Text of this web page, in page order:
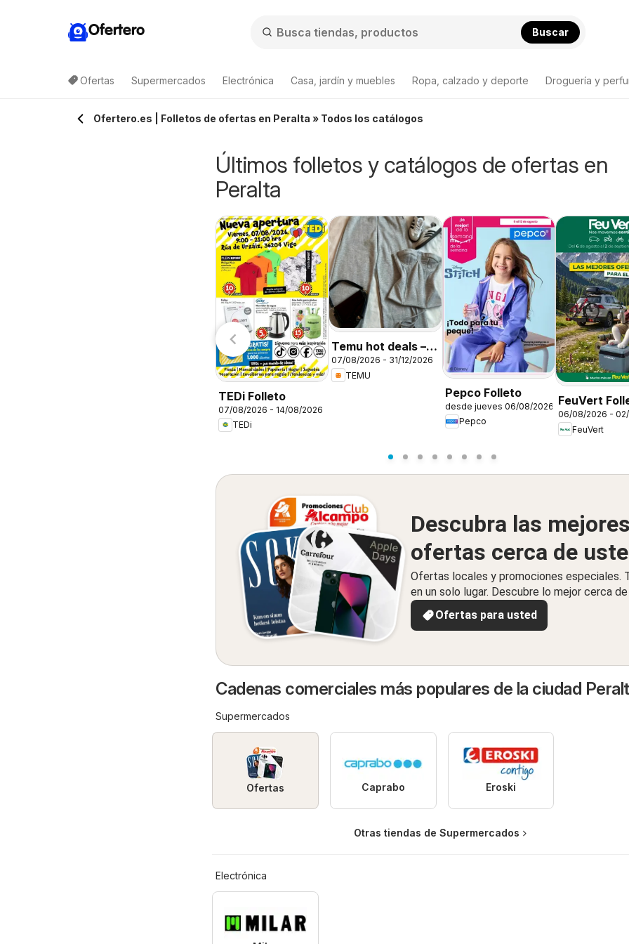
Ofertero Buscar
Ofertas Supermercados Electrónica Casa, jardín y muebles Ropa, calzado y deporte Droguería y
Ofertero.es | Folletos de ofertas en Peralta » Todos los catálogos
Últimos folletos y catálogos de ofertas en
Peralta
TEDi Folleto
07/08/2026 - 14/08/2026
TEDi
Temu hot deals –
Spain
07/08/2026 - 31/12/2026
TEMU
Pepco Folleto
desde jueves 06/08/2026
Pepco
FeuVert
06/08/2026 -
FeuVert
Descubra las
ofertas cerca de
Ofertas locales y promociones especiales.
en un solo lugar. Descubre lo mejor cerca
Ofertas para usted
Cadenas comerciales más populares de la ciudad
Supermercados
Ofertas Caprabo Eroski
Otras tiendas de Supermercados
Electrónica